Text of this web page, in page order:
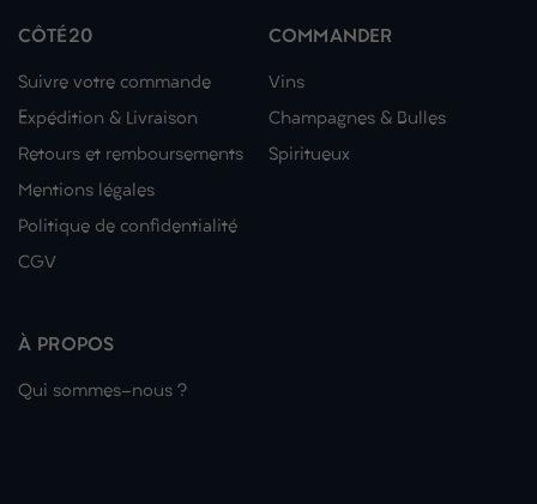
CÔTÉ20
Suivre votre commande
Expédition & Livraison
Retours et remboursements
Mentions légales
Politique de confidentialité
CGV
COMMANDER
Vins
Champagnes & Bulles
Spiritueux
À PROPOS
Qui sommes-nous ?